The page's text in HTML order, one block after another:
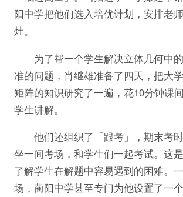
阳中学把他们选入培优计划，安排老
灶。
为了帮一个学生解决立体几何中
准的问题，肖继雄准备了四天，把大学
矩阵的知识研究了一遍，花10分钟课
学生讲解。
他们还组织了「跟考」，期末考
坐一间考场，和学生们一起考试。这
了解学生在解题中容易遇到的困难。
场，蔺阳中学甚至专门为他设置了一